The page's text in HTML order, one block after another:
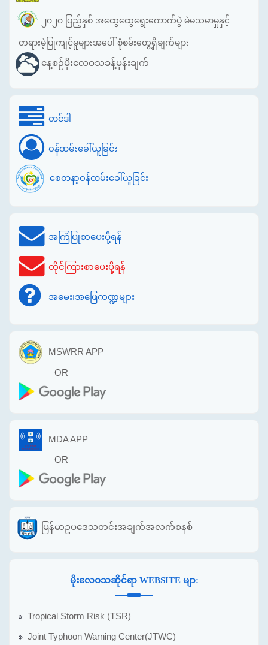
၂၀၂၀ ပြည့်နှစ် အထွေထွေရွေးကောက်ပွဲ မဲမသမာမှုနှင့်
တရားမဲ့ပြုကျင့်မှုများအပေါ် စုံစမ်းတွေ့ရှိချက်များ
နေ့စဉ်မိုးလေဝသခန့်မှန်းချက်
တင်ဒါ
ဝန်ထမ်းခေါ်ယူခြင်း
စေတနာ့ဝန်ထမ်းခေါ်ယူခြင်း
အကြံပြုစာပေးပို့ရန်
တိုင်ကြားစာပေးပို့ရန်
အမေး၊အဖြေကဏ္ဍများ
MSWRR APP
OR
MDA APP
OR
မြန်မာဥပဒေသတင်းအချက်အလက်စနစ်
မိုးလေဝသဆိုင်ရာ WEBSITE မျာ:
Tropical Storm Risk (TSR)
Joint Typhoon Warning Center(JTWC)